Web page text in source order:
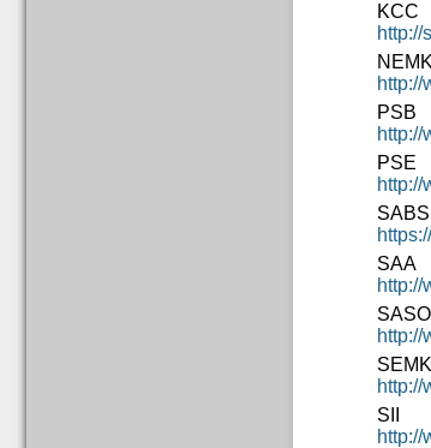
KCC
http://
http://
PSB
http://
PSE
http://
SABS
SAA
http://
SASO
http://
http://
SII
http://